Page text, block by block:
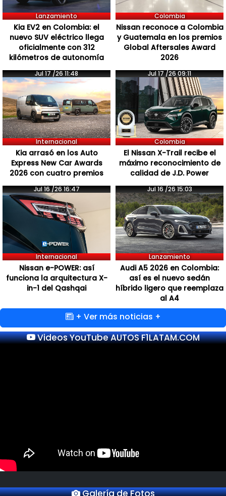
Lanzamiento
Kia EV2 en Colombia: el
nuevo SUV eléctrico llega
oficialmente con 312
kilómetros de autonomía
Colombia
Nissan reconoce a Colombia
y Guatemala en los premios
Global Aftersales Award
2026
Jul 17 /26 11:48
Internacional
Kia arrasó en los Auto
Express New Car Awards
2026 con cuatro premios
Jul 17 /26 09:11
Colombia
El Nissan X-Trail recibe el
máximo reconocimiento de
calidad de J.D. Power
Jul 16 /26 16:47
Internacional
Nissan e-POWER: así
funciona la arquitectura X-
in-1 del Qashqai
Jul 16 /26 15:03
Lanzamiento
Audi A5 2026 en Colombia:
así es el nuevo sedán
híbrido ligero que reemplaza
al A4
+ Ver más noticias +
Videos YouTube AUTOS F1LATAM.COM
Galería de Fotos